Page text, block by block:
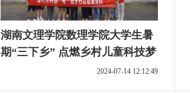
湖南文理学院数理学院大学生暑
期“三下乡” 点燃乡村儿童科技梦
2024-07-14 12:12:49